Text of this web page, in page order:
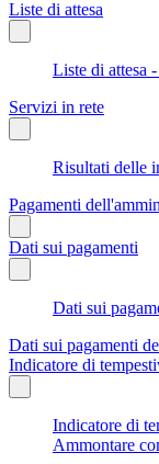
Liste di attesa
Liste di attesa
Servizi in rete
Risultati delle
Pagamenti
Dati sui pagamenti
Dati sui
Dati sui pagamenti
Indicatore di
Indicatore di
Ammontare